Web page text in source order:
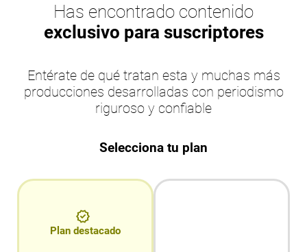
Has encontrado contenido
exclusivo para suscriptores
Entérate de qué tratan esta y muchas más
producciones desarrolladas con periodismo
riguroso y confiable
Selecciona tu plan
Plan destacado